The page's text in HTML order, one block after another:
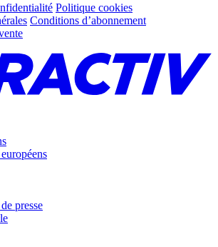
Politique cookies
Conditions d’abonnement
presse